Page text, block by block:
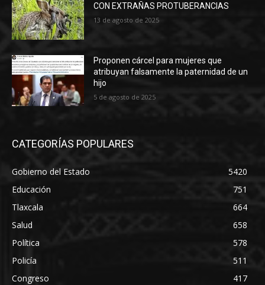
CON EXTRAÑAS PROTUBERANCIAS
13 de agosto de 2025
Proponen cárcel para mujeres que
atribuyan falsamente la paternidad de un
hijo
5 de agosto de 2025
CATEGORÍAS POPULARES
Gobierno del Estado
5420
Educación
751
Tlaxcala
664
Salud
658
Política
578
Policía
511
Congreso
417